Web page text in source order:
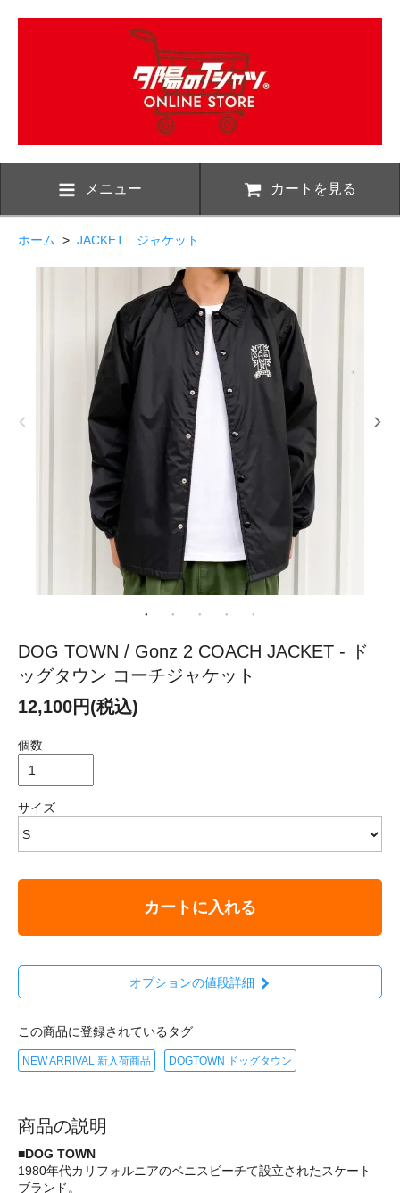
メニュー カートを見る
ホーム > JACKET ジャケット
DOG TOWN / Gonz 2 COACH JACKET - ド
ッグタウン コーチジャケット
12,100円(税込)
個数
サイズ
カートに入れる
オプションの値段詳細
この商品に登録されているタグ
NEW ARRIVAL 新入荷商品 DOGTOWN ドッグタウン
商品の説明
■DOG TOWN
1980年代カリフォルニアのベニスビーチて設立されたスケート
ブランド。